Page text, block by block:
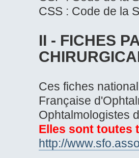
CSS : Code de la
II - FICHES
Ces fiches
Française
Ophtalmologistes
Elles sont toutes
http://